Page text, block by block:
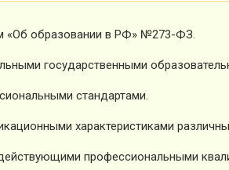
«Об образовании в РФ» №273-ФЗ.
государственными
стандартами.
характеристиками
профессиональными